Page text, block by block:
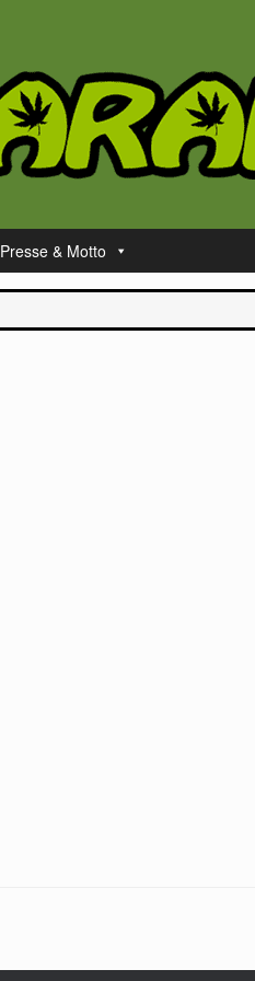
Presse & Motto